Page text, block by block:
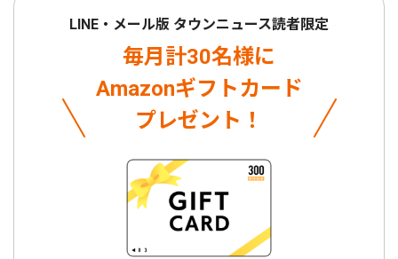
LINE・メール版 タウンニュース読者限定
毎月計30名様に
Amazonギフトカード
プレゼント！